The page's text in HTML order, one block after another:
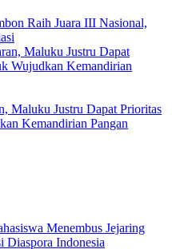
Raih Juara III Nasional,
Maluku Justru Dapat Prioritas
Kemandirian Pangan